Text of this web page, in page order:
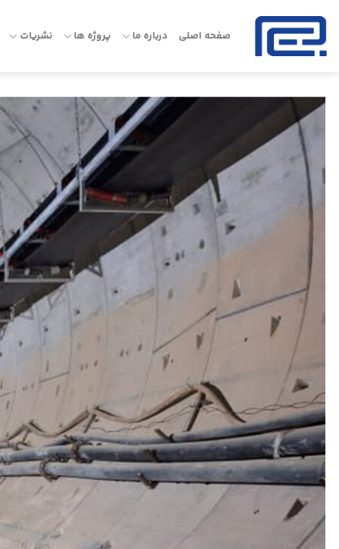
content
صفحه اصلی درباره ما پروژه ها نشریات